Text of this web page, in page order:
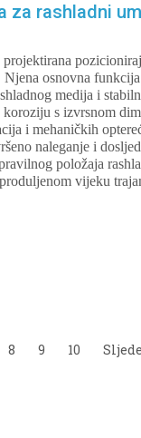
za rashladni
osnovna
medija i
s izvrsnom
i mehaničkih
naleganje i
položaja
vijeku
8 9 10